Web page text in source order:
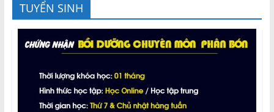
TUYỂN SINH